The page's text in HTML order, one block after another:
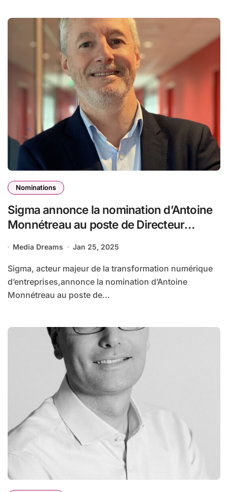
Nominations
Sigma annonce la nomination d’Antoine
Monnétreau au poste de Directeur
Media Dreams Jan 25, 2025
Sigma, acteur majeur de la transformation numérique
d’entreprises,annonce la nomination d’Antoine
Monnétreau au poste de...